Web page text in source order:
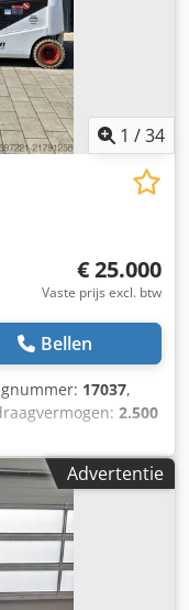
1 /34
€ 25.000
Vaste prijs excl. btw
Bellen
17037,
2.500
elektrisch,
mm,
mm,
18X7-8
Hau Isfx Akier
batterij: 48V
Advertentie